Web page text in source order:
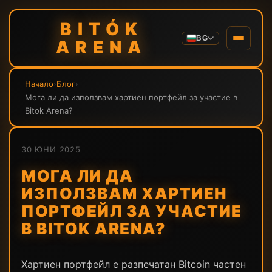
BITÓK
ARENA
BG
Начало›Блог›
Мога ли да използвам хартиен портфейл за участие в
Bitok Arena?
30 ЮНИ 2025
МОГА ЛИ ДА
ИЗПОЛЗВАМ ХАРТИЕН
ПОРТФЕЙЛ ЗА УЧАСТИЕ
В BITOK ARENA?
Хартиен портфейл е разпечатан Bitcoin частен